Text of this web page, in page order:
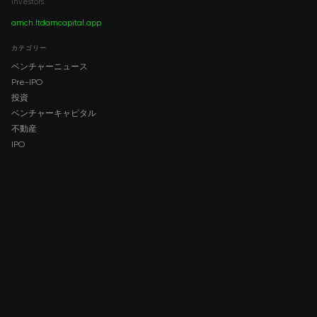
amch.ltdamcapital.app
カテゴリー
ベンチャーニュース
Pre-IPO
投資
ベンチャーキャピタル
不動産
IPO